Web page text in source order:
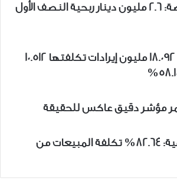
المتكاملة القابضة: 2.6 مليون دينار ربحية النصف الأول
العملية للطاقة: 18.092 مليون إيرادات تكلفتها 10.512
مؤشر دقيق عاكس للحقيقة
الشعيبة الصناعية: 82.64% تكلفة المبيعات من